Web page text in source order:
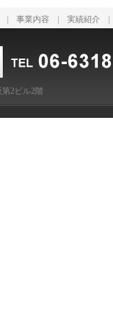
事業内容 実績紹介
第2ビル2階